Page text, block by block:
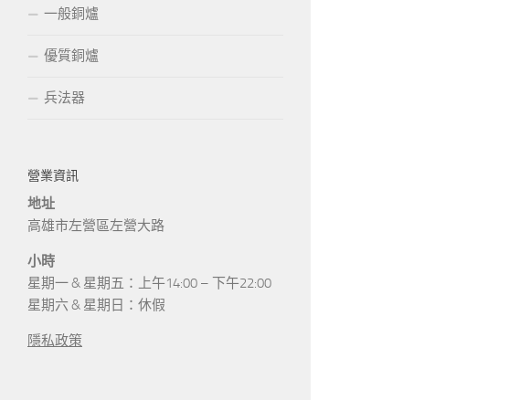
一般銅爐
優質銅爐
兵法器
營業資訊
地址
高雄市左營區左營大路
小時
星期一 & 星期五：上午14:00 – 下午22:00
星期六 & 星期日：休假
隱私政策